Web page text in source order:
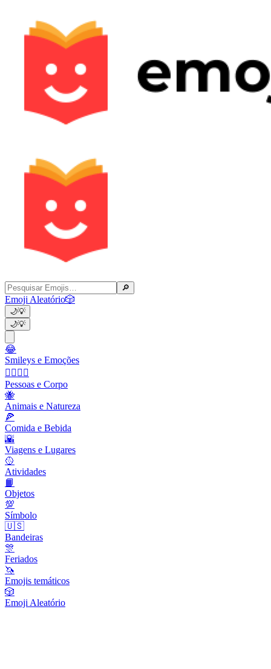
🔎
Emoji Aleatório🎲
🌙💡
🌙💡
😂
Smileys e Emoções
👩‍❤️‍💋‍👨
Pessoas e Corpo
🐝
Animais e Natureza
🍕
Comida e Bebida
🌇
Viagens e Lugares
🥎
Atividades
📙
Objetos
💯
Símbolo
🇺🇸
Bandeiras
🎊
Feriados
🦄
Emojis temáticos
🎲
Emoji Aleatório